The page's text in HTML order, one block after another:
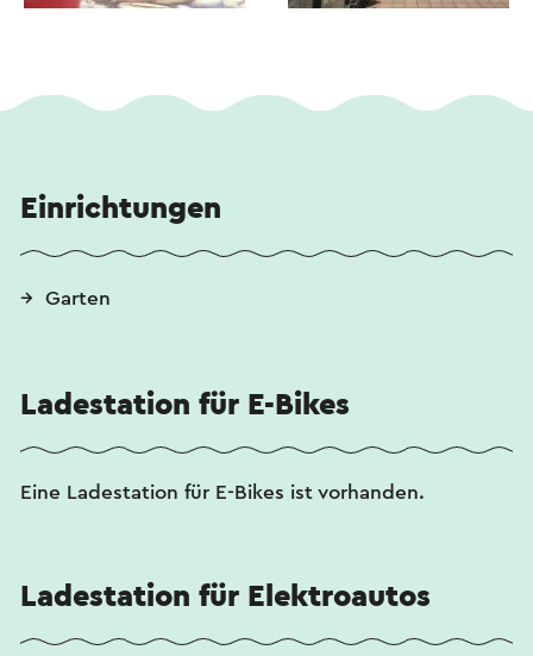
Einrichtungen
Garten
Ladestation für E-Bikes
Eine Ladestation für E-Bikes ist vorhanden.
Ladestation für Elektroautos